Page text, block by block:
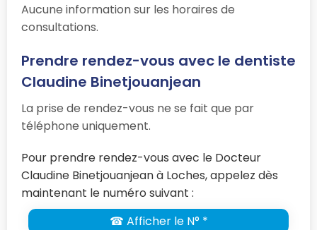
Aucune information sur les horaires de
consultations.
Prendre rendez-vous avec le dentiste
Claudine Binetjouanjean
La prise de rendez-vous ne se fait que par
téléphone uniquement.
Pour prendre rendez-vous avec le Docteur
Claudine Binetjouanjean à Loches, appelez dès
maintenant le numéro suivant :
☎ Afficher le N° *